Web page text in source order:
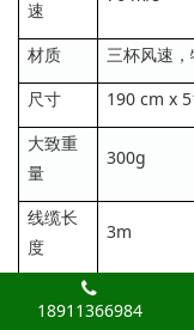
速
材质
三杯风速
尺寸
190 cm x
大致重
量
300g
线缆长
度
3m
命
典型超过5年
18911366984